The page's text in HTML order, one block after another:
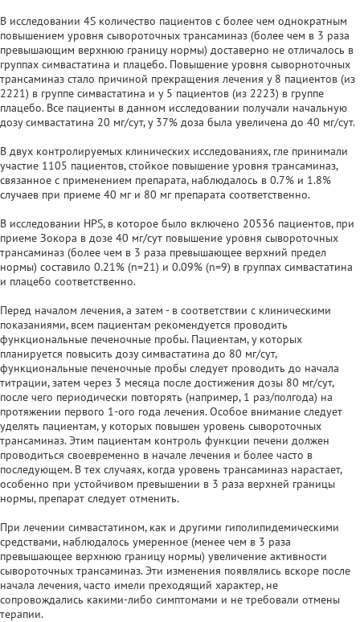
В исследовании 4S количество пациентов с более чем однократным
повышением уровня сывороточных трансаминаз (более чем в 3 раза
превышающим верхнюю границу нормы) доставерно не отличалось в
группах симвастатина и плацебо. Повышение уровня сыворноточных
трансаминаз стало причиной прекращения лечения у 8 пациентов (из
2221) в группе симвастатина и у 5 пациентов (из 2223) в группе
плацебо. Все пациенты в данном исследовании получали начальную
дозу симвастатина 20 мг/сут, у 37% доза была увеличена до 40 мг/сут.
В двух контролируемых клинических исследованиях, гле принимали
участие 1105 пациентов, стойкое повышение уровня трансаминаз,
связанное с применением препарата, наблюдалось в 0.7% и 1.8%
случаев при приеме 40 мг и 80 мг препарата соответственно.
В исследовании HPS, в которое было включено 20536 пациентов, при
приеме Зокора в дозе 40 мг/сут повышение уровня сывороточных
трансаминаз (более чем в 3 раза превышающее верхний предел
нормы) составило 0.21% (n=21) и 0.09% (n=9) в группах симвастатина
и плацебо соответственно.
Перед началом лечения, а затем - в соответствии с клиническими
показаниями, всем пациентам рекомендуется проводить
функциональные печеночные пробы. Пациентам, у которых
планируется повысить дозу симвастатина до 80 мг/сут,
функциональные печеночные пробы следует проводить до начала
титрации, затем через 3 месяца после достижения дозы 80 мг/сут,
после чего периодически повторять (например, 1 раз/полгода) на
протяжении первого 1-ого года лечения. Особое внимание следует
уделять пациентам, у которых повышен уровень сывороточных
трансаминаз. Этим пациентам контроль функции печени должен
проводиться своевременно в начале лечения и более часто в
последующем. В тех случаях, когда уровень трансаминаз нарастает,
особенно при устойчивом превышении в 3 раза верхней границы
нормы, препарат следует отменить.
При лечении симвастатином, как и другими гиполипидемическими
средствами, наблюдалось умеренное (менее чем в 3 раза
превышающее верхнюю границу нормы) увеличение активности
сывороточных трансаминаз. Эти изменения появлялись вскоре после
начала лечения, часто имели преходящий характер, не
сопровождались какими-либо симптомами и не требовали отмены
терапии.